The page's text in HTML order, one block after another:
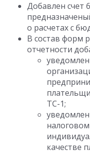
Добавлен счет
о расчетах с
В состав форм
отчетности
ТС-1;
качестве